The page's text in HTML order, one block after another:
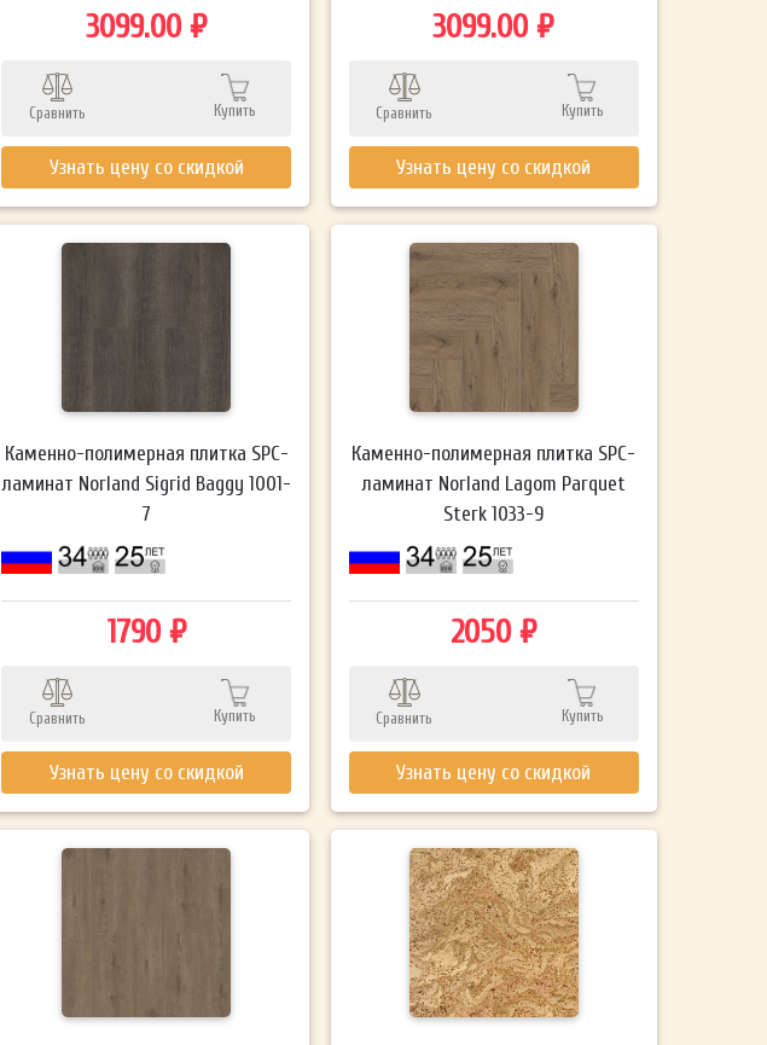
3099.00 ₽
Сравнить Купить
Узнать цену со скидкой
3099.00 ₽
Сравнить Купить
Узнать цену со скидкой
Каменно-полимерная плитка SPC-
ламинат Norland Sigrid Baggy 1001-
7
1790 ₽
Сравнить Купить
Узнать цену со скидкой
Каменно-полимерная плитка SPC-
ламинат Norland Lagom Parquet
Sterk 1033-9
2050 ₽
Сравнить Купить
Узнать цену со скидкой